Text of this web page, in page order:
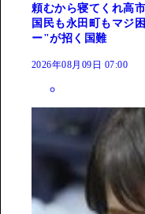
頼むから寝てくれ高
国民も永田町もマジ
ー"が招く国難
2026年08月09日 07:00